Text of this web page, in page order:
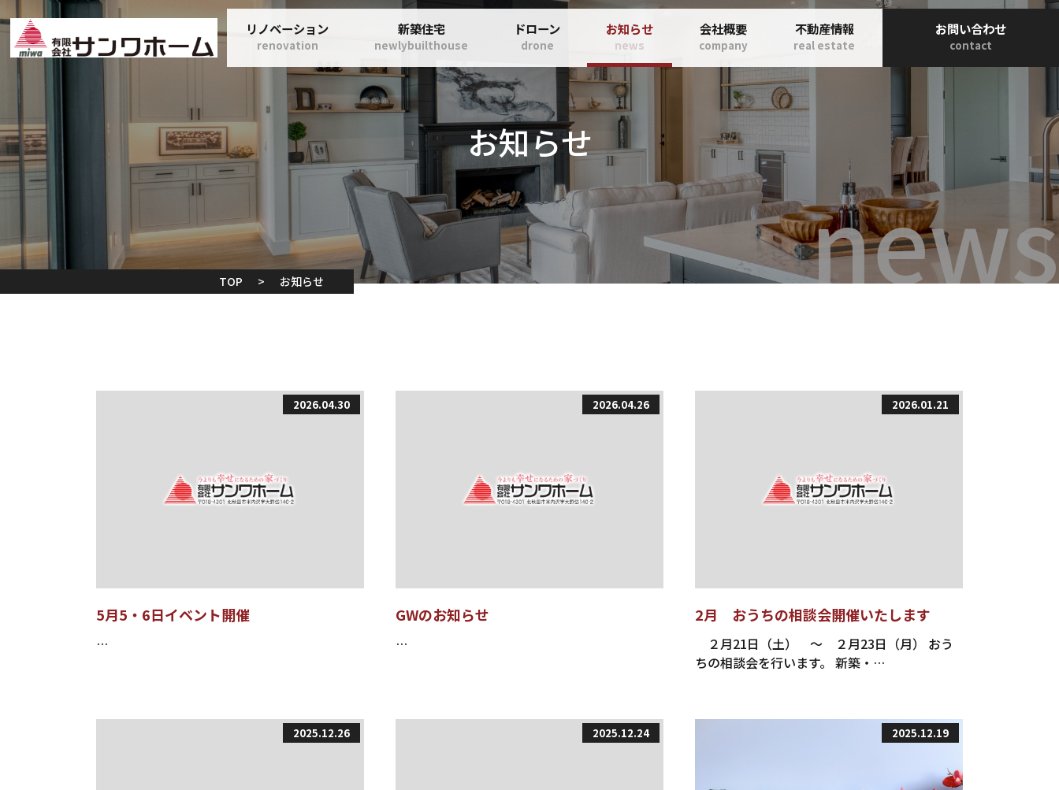
リノベーション
renovation
新築住宅
newlybuilthouse
ドローン
drone
お知らせ
news
会社概要
company
不動産情報
real estate
お問い合わせ
contact
お知らせ
TOP > お知らせ
2026.04.30
5月5・6日イベント開催
…
2026.04.26
GWのお知らせ
…
2026.01.21
2月 おうちの相談会開催いたします
２月21日（土） ～ ２月23日（月） おう
ちの相談会を行います。 新築・…
2025.12.26 2025.12.24 2025.12.19